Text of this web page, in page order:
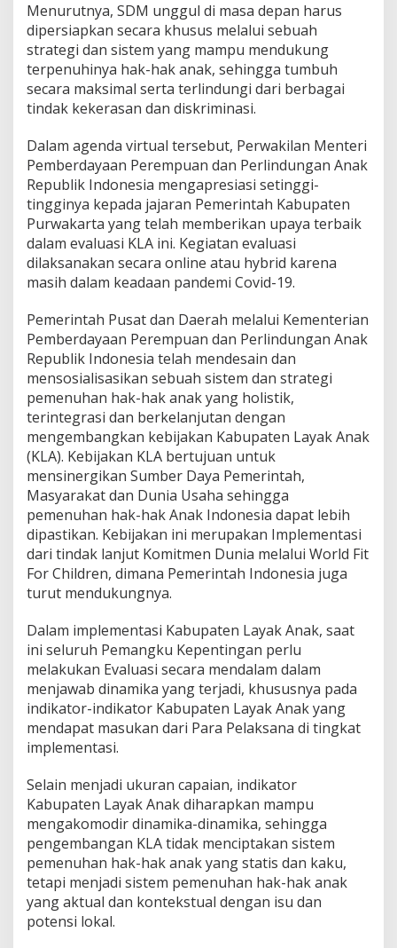
Menurutnya, SDM unggul di masa depan harus
dipersiapkan secara khusus melalui sebuah
strategi dan sistem yang mampu mendukung
terpenuhinya hak-hak anak, sehingga tumbuh
secara maksimal serta terlindungi dari berbagai
tindak kekerasan dan diskriminasi.
Dalam agenda virtual tersebut, Perwakilan Menteri
Pemberdayaan Perempuan dan Perlindungan Anak
Republik Indonesia mengapresiasi setinggi-
tingginya kepada jajaran Pemerintah Kabupaten
Purwakarta yang telah memberikan upaya terbaik
dalam evaluasi KLA ini. Kegiatan evaluasi
dilaksanakan secara online atau hybrid karena
masih dalam keadaan pandemi Covid-19.
Pemerintah Pusat dan Daerah melalui Kementerian
Pemberdayaan Perempuan dan Perlindungan Anak
Republik Indonesia telah mendesain dan
mensosialisasikan sebuah sistem dan strategi
pemenuhan hak-hak anak yang holistik,
terintegrasi dan berkelanjutan dengan
mengembangkan kebijakan Kabupaten Layak Anak
(KLA). Kebijakan KLA bertujuan untuk
mensinergikan Sumber Daya Pemerintah,
Masyarakat dan Dunia Usaha sehingga
pemenuhan hak-hak Anak Indonesia dapat lebih
dipastikan. Kebijakan ini merupakan Implementasi
dari tindak lanjut Komitmen Dunia melalui World Fit
For Children, dimana Pemerintah Indonesia juga
turut mendukungnya.
Dalam implementasi Kabupaten Layak Anak, saat
ini seluruh Pemangku Kepentingan perlu
melakukan Evaluasi secara mendalam dalam
menjawab dinamika yang terjadi, khususnya pada
indikator-indikator Kabupaten Layak Anak yang
mendapat masukan dari Para Pelaksana di tingkat
implementasi.
Selain menjadi ukuran capaian, indikator
Kabupaten Layak Anak diharapkan mampu
mengakomodir dinamika-dinamika, sehingga
pengembangan KLA tidak menciptakan sistem
pemenuhan hak-hak anak yang statis dan kaku,
tetapi menjadi sistem pemenuhan hak-hak anak
yang aktual dan kontekstual dengan isu dan
potensi lokal.